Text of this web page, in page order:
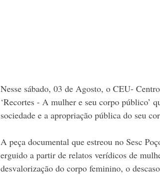
Nesse sábado, 03 de Agosto, o CEU-
‘Recortes - A mulher e seu corpo público’
sociedade e a apropriação pública do seu
A peça documental que estreou no Sesc
erguido a partir de relatos verídicos de
desvalorização do corpo feminino, o